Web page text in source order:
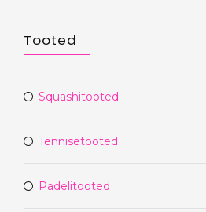
Tooted
Squashitooted
Tennisetooted
Padelitooted